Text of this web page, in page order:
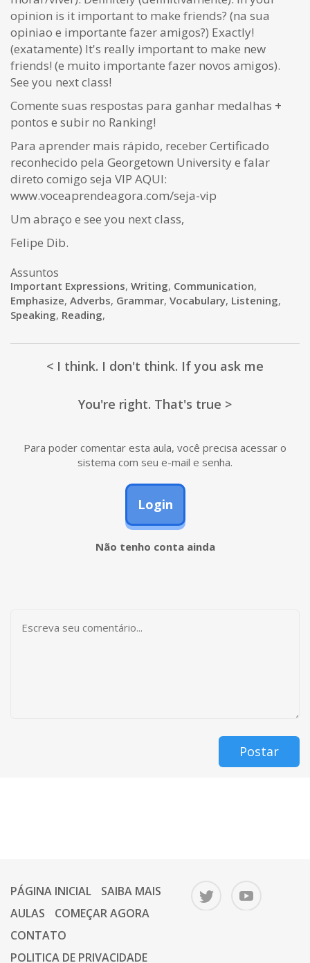
opinion is it important to make friends? (na sua
opiniao e importante fazer amigos?) Exactly!
(exatamente) It's really important to make new
friends! (e muito importante fazer novos amigos).
See you next class!
Comente suas respostas para ganhar medalhas +
pontos e subir no Ranking!
Para aprender mais rápido, receber Certificado
reconhecido pela Georgetown University e falar
direto comigo seja VIP AQUI:
www.voceaprendeagora.com/seja-vip
Um abraço e see you next class,
Felipe Dib.
Assuntos
Important Expressions, Writing, Communication,
Emphasize, Adverbs, Grammar, Vocabulary, Listening,
Speaking, Reading,
< I think. I don't think. If you ask me
You're right. That's true >
Para poder comentar esta aula, você precisa acessar o
sistema com seu e-mail e senha.
Login
Não tenho conta ainda
Postar
PÁGINA INICIAL
SAIBA MAIS
AULAS
COMEÇAR AGORA
CONTATO
POLITICA DE PRIVACIDADE